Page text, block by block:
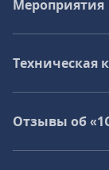
Мероприятия
Техническая
Отзывы об